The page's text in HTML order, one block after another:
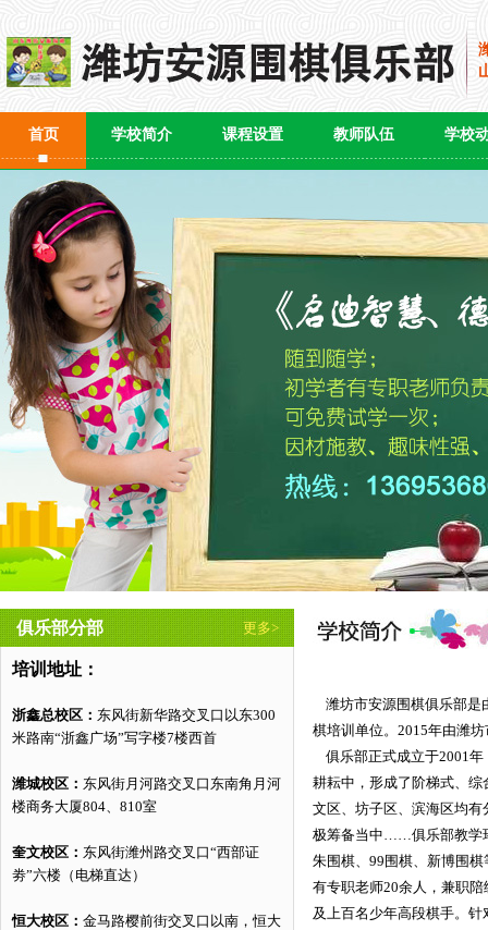
首页 学校简介 课程设置 教师队伍 学校
俱乐部分部 更多>
培训地址：
浙鑫总校区： 东风街新华路交叉口以东300
米路南“浙鑫广场”写字楼7楼西首
潍城校区： 东风街月河路交叉口东南角月河
楼商务大厦804、810室
奎文校区： 东风街潍州路交叉口“西部证
劵”六楼（电梯直达）
恒大校区： 金马路樱前街交叉口以南，恒大
潍坊市安源围棋俱乐部是
棋培训单位。2015年由潍
俱乐部正式成立于2001年
耕耘中，形成了阶梯式、
文区、坊子区、滨海区均
极筹备当中……俱乐部教学
朱围棋、99围棋、新博围
有专职老师20余人，兼职
及上百名少年高段棋手。